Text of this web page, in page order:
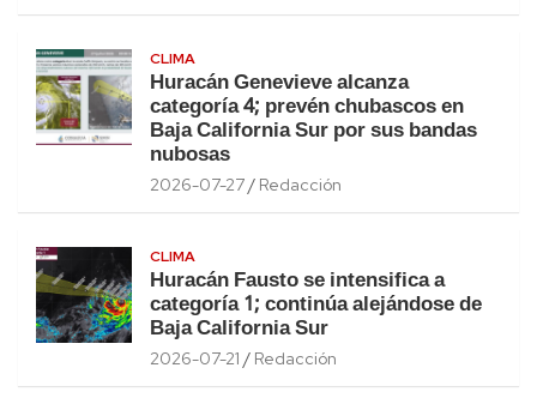
CLIMA
Huracán Genevieve alcanza
categoría 4; prevén chubascos en
Baja California Sur por sus bandas
nubosas
2026-07-27 Redacción
CLIMA
Huracán Fausto se intensifica a
categoría 1; continúa alejándose de
Baja California Sur
2026-07-21 Redacción